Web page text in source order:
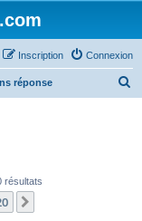
Connexion
Inscription
réponse
résultats